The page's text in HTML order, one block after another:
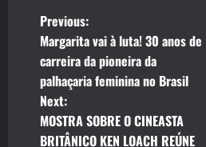
P
o
s
t
Previous:
Margarita vai à luta! 30 anos de
carreira da pioneira da
palhaçaria feminina no Brasil
Next:
MOSTRA SOBRE O CINEASTA
BRITÂNICO KEN LOACH REÚNE